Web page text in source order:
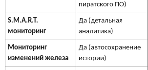
пиратского ПО)
S.M.A.R.T.
мониторинг
Да (детальная
аналитика)
Мониторинг
изменений железа
Да (автосохранение
истории)